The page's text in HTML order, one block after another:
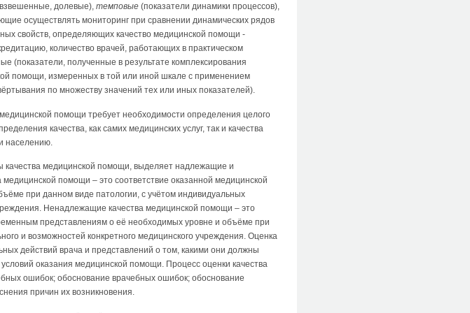
долевые), темповые (показатели динамики процессов),
осуществлять мониторинг при сравнении динамических рядов
свойств, определяющих качество медицинской помощи -
количество врачей, работающих в практическом
(показатели, полученные в результате комплексирования
помощи, измеренных в той или иной шкале с применением
по множеству значений тех или иных показателей).
помощи требует необходимости определения целого
качества, как самих медицинских услуг, так и качества
населению.
качества медицинской помощи, выделяет надлежащие и
помощи – это соответствие оказанной медицинской
при данном виде патологии, с учётом индивидуальных
Ненадлежащие качества медицинской помощи – это
представлениям о её необходимых уровне и объёме при
и возможностей конкретного медицинского учреждения. Оценка
действий врача и представлений о том, какими они должны
оказания медицинской помощи. Процесс оценки качества
ошибок; обоснование врачебных ошибок; обоснование
причин их возникновения.